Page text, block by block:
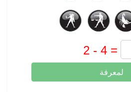
لمعرفة